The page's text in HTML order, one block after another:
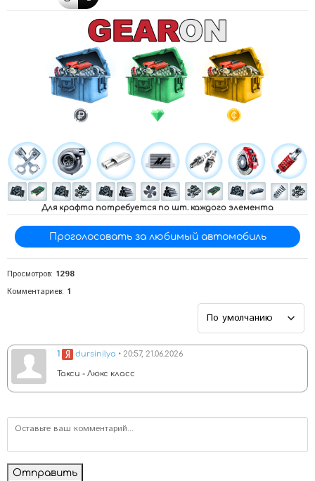
Для крафта потребуется по шт. каждого элемента
Проголосовать за любимый автомобиль
Просмотров: 1298
Комментариев: 1
1 dursinilya • 20:57, 21.06.2026
Такси - Люкс класс
Отправить